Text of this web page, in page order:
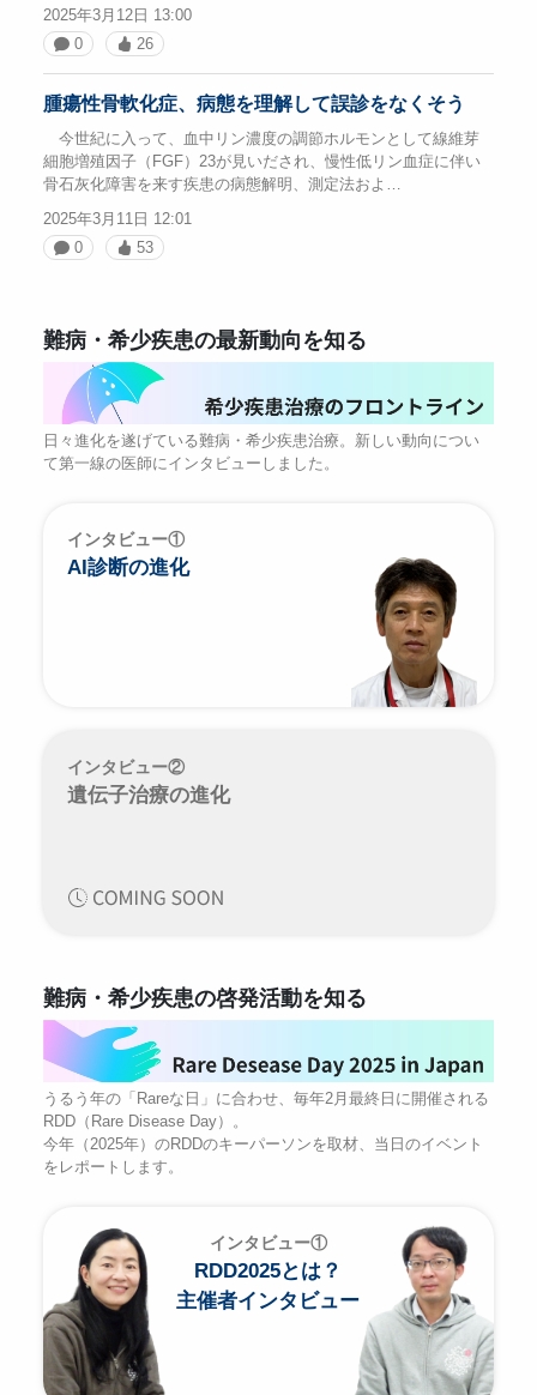
2025年3月12日 13:00
0
26
腫瘍性骨軟化症、病態を理解して誤診をなくそう
今世紀に入って、血中リン濃度の調節ホルモンとして線維芽
細胞増殖因子（FGF）23が見いだされ、慢性低リン血症に伴い
骨石灰化障害を来す疾患の病態解明、測定法およ…
2025年3月11日 12:01
0
53
難病・希少疾患の最新動向を知る
日々進化を遂げている難病・希少疾患治療。新しい動向につい
て第一線の医師にインタビューしました。
インタビュー①
AI診断の進化
インタビュー②
遺伝子治療の進化
難病・希少疾患の啓発活動を知る
うるう年の「Rareな日」に合わせ、毎年2月最終日に開催される
RDD（Rare Disease Day）。
今年（2025年）のRDDのキーパーソンを取材、当日のイベント
をレポートします。
インタビュー①
RDD2025とは？
主催者インタビュー